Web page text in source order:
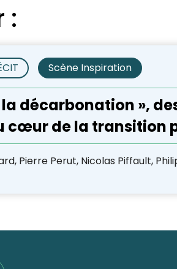
:
Scène Inspiration
la décarbonation »,
cœur de la transition
Pierre Perut, Nicolas Piffault,